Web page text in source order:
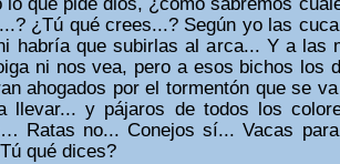
¿Tú qué crees...? Según yo las
habría que subirlas al arca... Y a las
ni nos vea, pero a esos bichos los
ahogados por el tormentón que se
llevar... y pájaros de todos los
Ratas no... Conejos sí... Vacas
qué dices?